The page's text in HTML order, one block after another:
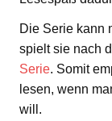
Die Serie kann
spielt sie nach
Serie. Somit
lesen, wenn
will.